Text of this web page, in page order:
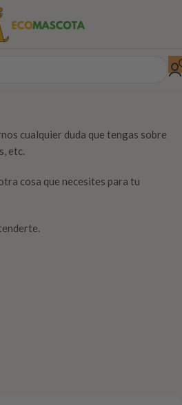
cualquier duda que tengas sobre
etc.
cosa que necesites para tu